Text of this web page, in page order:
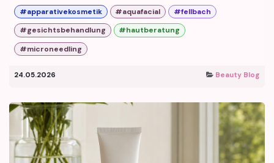
#apparativekosmetik #aquafacial
#fellbach
#gesichtsbehandlung
#hautberatung
#microneedling
24.05.2026 Beauty Blog